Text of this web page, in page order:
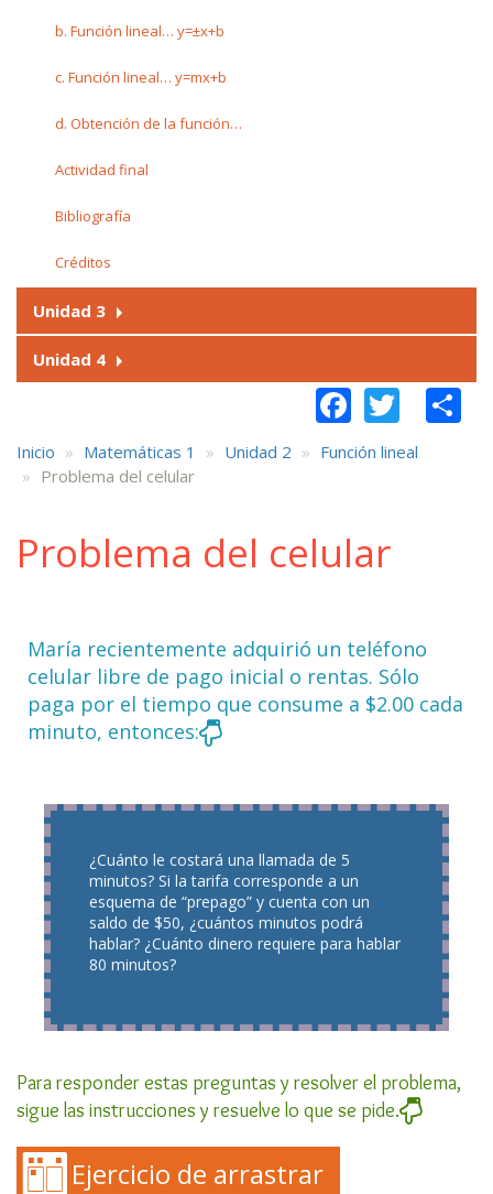
b. Función lineal… y=±x+b
c. Función lineal… y=mx+b
d. Obtención de la función…
Actividad final
Bibliografía
Créditos
Unidad 3
Unidad 4
Inicio Matemáticas 1 Unidad 2
Función lineal
Problema del celular
Problema del celular
María recientemente adquirió un teléfono
celular libre de pago inicial o rentas. Sólo
paga por el tiempo que consume a $2.00 cada
minuto, entonces:
¿Cuánto le costará una llamada de 5
minutos? Si la tarifa corresponde a un
esquema de “prepago” y cuenta con un
saldo de $50, ¿cuántos minutos podrá
hablar? ¿Cuánto dinero requiere para hablar
80 minutos?
Para responder estas preguntas y resolver el problema,
sigue las instrucciones y resuelve lo que se pide.
Ejercicio de arrastrar